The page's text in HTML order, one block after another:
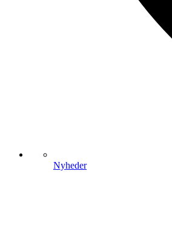
Nyheder